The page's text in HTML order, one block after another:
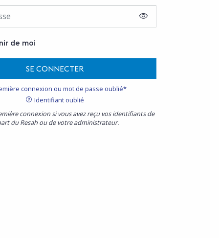
AFFICHER LE MOT
de moi
SE CONNECTER
connexion ou mot de passe oublié*
Identifiant oublié
connexion si vous avez reçu vos identifiants de
du Resah ou de votre administrateur.